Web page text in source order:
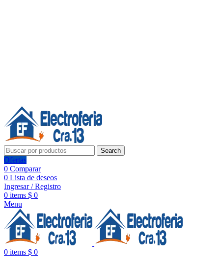
Search
Ofertas
0 Comparar
0 Lista de deseos
Ingresar / Registro
0 items $ 0
Menu
0 items $ 0